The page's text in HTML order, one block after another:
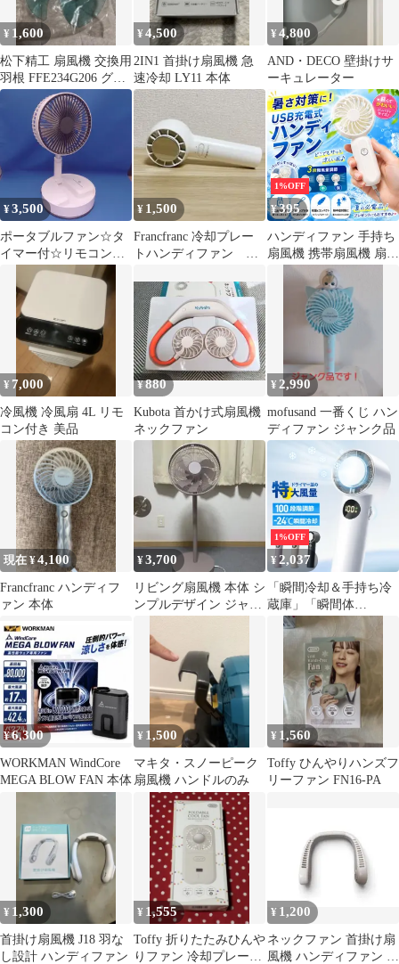
上対応 誤作動防止ロッ
ク 熱中症対策 夏用 ポ
ータブルファン
¥ 1,600
松下精工 扇風機 交換用
羽根 FFE234G206 グリ
ーン
¥4,500
2IN1 首掛け扇風機 急
速冷却 LY11 本体
¥4,800
AND・DECO 壁掛けサ
ーキュレーター
¥3,500
ポータブルファン☆タ
イマー付☆リモコン付
☆バッテリーによるコ
ードレス駆動☆ USB 充
電☆キャンプにも最適
¥ 1,500
Francfranc 冷却プレー
トハンディファン ホ
1%OFF
¥395
ハンディファン 手持ち
扇風機 携帯扇風機 扇風
機 白 ホワイト USB充
電式 ミニ扇風機 携帯フ
ァン ミニ 小型 熱中症
暑さ対策
¥ 7,000
冷風機 冷風扇 4L リモ
コン付き 美品
¥880
Kubota 首かけ式扇風機
ネックファン
¥ 2,990
mofusand 一番くじ ハン
ディファン ジャンク品
現在 ¥4,100
Francfranc ハンディフ
ァン 本体
¥3,700
リビング扇風機 本体 シ
ンプルデザイン ジャン
1%OFF
¥2,037
「瞬間冷却＆手持ち冷
蔵庫」「瞬間体
感-24℃」 「総合ランキ
ング第一位」 冷却プレ
ート 速冷 ハンディファ
ン 100段階調整 携帯扇
風機 クーラー 手持ち扇
風機 ハンディクーラー
マイナスイオン 小型扇
風機 瞬間冷却 大風量
卓上扇風機 冷却モード
ミニ
¥6,300
WORKMAN WindCore
MEGA BLOW FAN 本体
¥ 1,500
マキタ・スノーピーク
扇風機 ハンドルのみ
¥ 1,560
Toffy ひんやりハンズフ
リーファン FN16-PA
¥ 1,300
首掛け扇風機 J18 羽な
し設計 ハンディファン
¥ 1,555
Toffy 折りたたみひんや
りファン 冷却プレート
¥ 1,200
ネックファン 首掛け扇
風機 ハンディファン 本